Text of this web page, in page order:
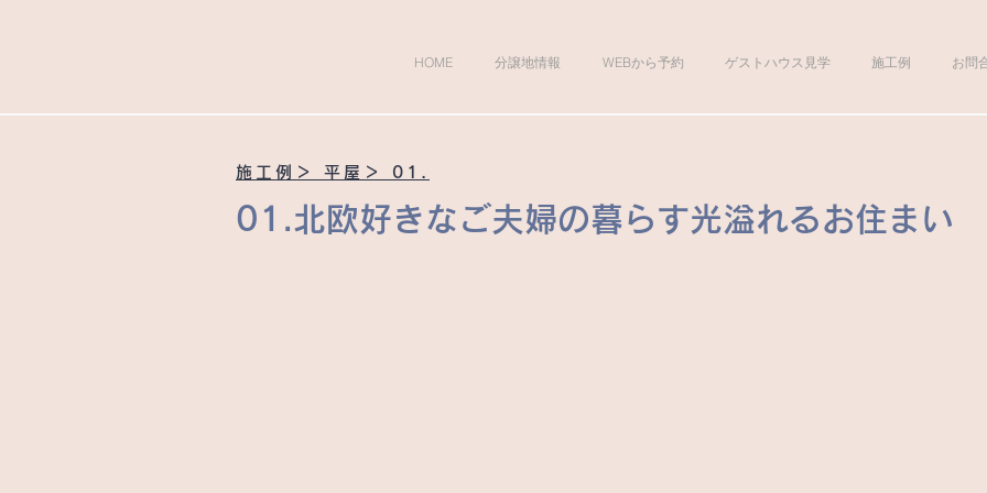
HOME 分譲地情報 WEBから予約 ゲストハウス見学 施工例 お問
施工例＞ 平屋＞ 01.
01.北欧好きなご夫婦の暮らす光溢れるお住まい